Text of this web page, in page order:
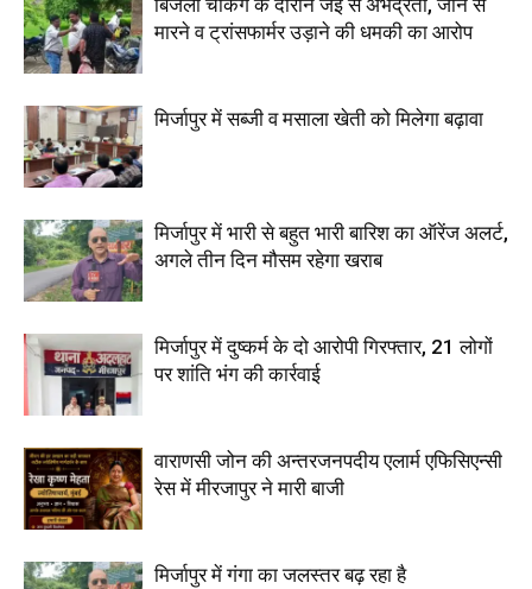
बिजली चेकिंग के दौरान जेई से अभद्रता, जान से
मारने व ट्रांसफार्मर उड़ाने की धमकी का आरोप
मिर्जापुर में सब्जी व मसाला खेती को मिलेगा बढ़ावा
मिर्जापुर में भारी से बहुत भारी बारिश का ऑरेंज अलर्ट,
अगले तीन दिन मौसम रहेगा खराब
मिर्जापुर में दुष्कर्म के दो आरोपी गिरफ्तार, 21 लोगों
पर शांति भंग की कार्रवाई
वाराणसी जोन की अन्तरजनपदीय एलार्म एफिसिएन्सी
रेस में मीरजापुर ने मारी बाजी
मिर्जापुर में गंगा का जलस्तर बढ़ रहा है